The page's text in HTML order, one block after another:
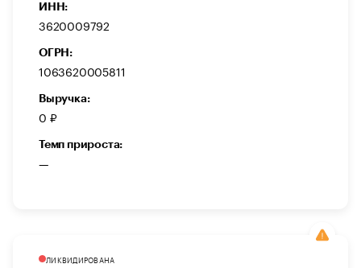
ИНН:
3620009792
ОГРН:
1063620005811
Выручка:
0 ₽
Темп прироста:
—
ЛИКВИДИРОВАНА